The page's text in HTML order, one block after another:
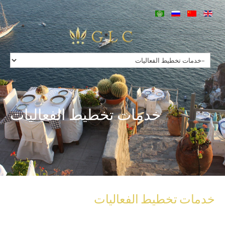
Home
Our Group
Services
Concierge
Charters
Villas in Greece
Hotels in Greece
Contact
خدمات تخطيط الفعاليات
خدماتتخطيط الفعاليات